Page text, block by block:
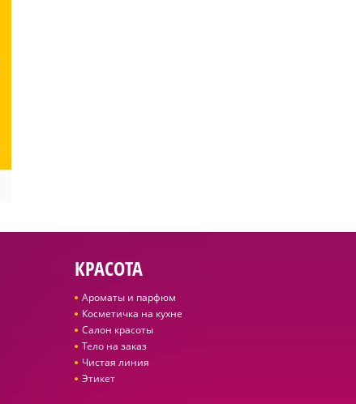
КРАСОТА
Ароматы и парфюм
Косметичка на кухне
Салон красоты
Тело на заказ
Чистая линия
Этикет